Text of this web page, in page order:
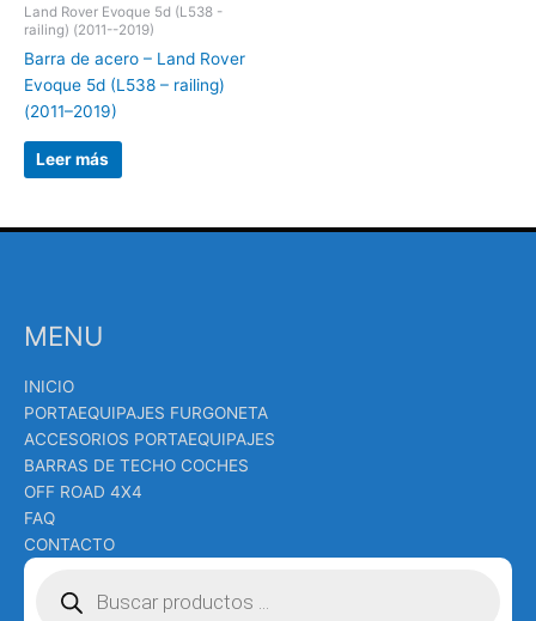
Land Rover Evoque 5d (L538 -
railing) (2011--2019)
Barra de acero – Land Rover
Evoque 5d (L538 – railing)
(2011–2019)
Leer más
MENU
INICIO
PORTAEQUIPAJES FURGONETA
ACCESORIOS PORTAEQUIPAJES
BARRAS DE TECHO COCHES
OFF ROAD 4X4
FAQ
CONTACTO
Búsqueda
productos